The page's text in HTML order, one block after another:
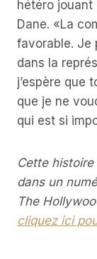
hétéro
Dane. «La
favorable. Je
dans la
j’espère que
que je ne
qui est si
Cette
dans un
The
cliquez ici